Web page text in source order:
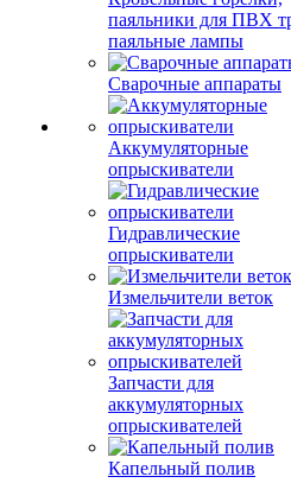
паяльники для ПВХ
паяльные лампы
Сварочные аппараты
Аккумуляторные
опрыскиватели
Гидравлические
опрыскиватели
Измельчители веток
Запчасти для
аккумуляторных
опрыскивателей
Капельный полив